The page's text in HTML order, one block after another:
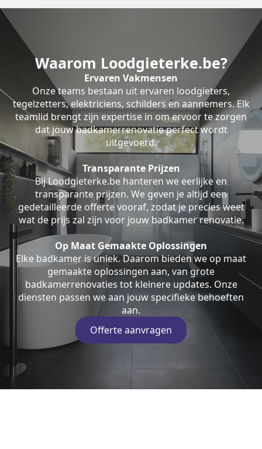
Waarom Loodgieterke.be?
Ervaren Vakmensen
Onze teams bestaan uit ervaren loodgieters,
tegelzetters, elektriciens, schilders en aannemers. Elk
teamlid brengt zijn expertise in om ervoor te zorgen
dat jouw badkamerrenovatie perfect wordt
uitgevoerd.
Transparante Prijzen
Bij Loodgieterke.be hanteren we eerlijke en
transparante prijzen. We geven je altijd een
gedetailleerde offerte vooraf, zodat je precies weet
wat de prijs zal zijn voor jouw badkamer renovatie.
Op Maat Gemaakte Oplossingen
Elke badkamer is uniek. Daarom bieden we op maat
gemaakte oplossingen aan, van grote
badkamerrenovaties tot kleinere updates. Onze
diensten passen we aan jouw specifieke behoeften
aan.
Offerte aanvragen